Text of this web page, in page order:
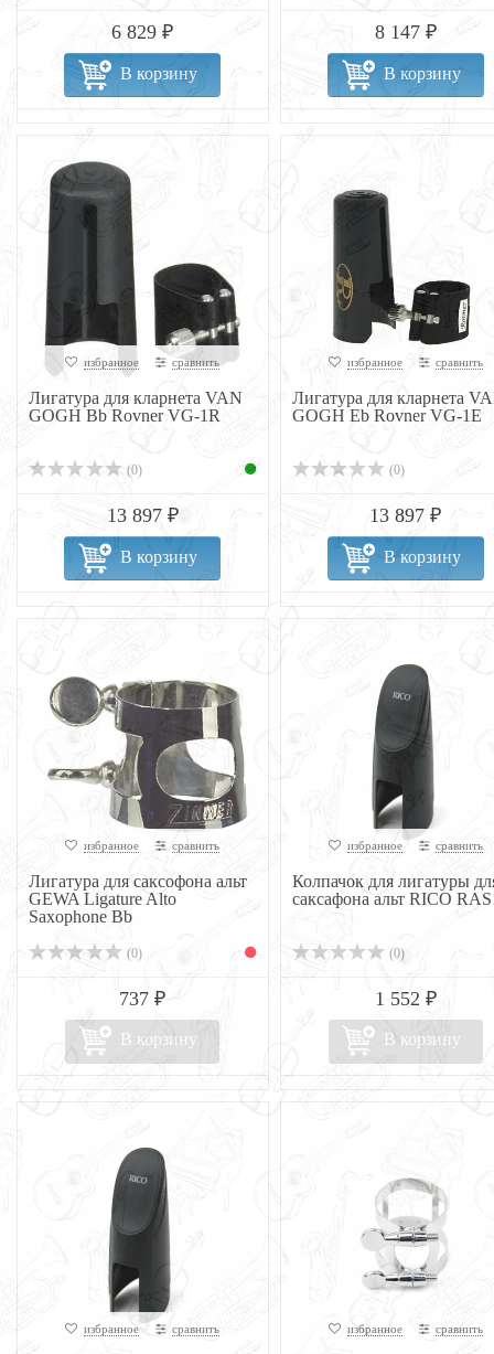
6 829 ₽
В корзину
8 147 ₽
В корзину
избранное сравнить
Лигатура для кларнета VAN
GOGH Bb Rovner VG-1R
(0)
13 897 ₽
В корзину
избранное сравнить
Лигатура для кларнета
GOGH Eb Rovner VG-1E
(0)
13 897 ₽
В корзину
избранное сравнить
Лигатура для саксофона альт
GEWA Ligature Alto
Saxophone Bb
(0)
737 ₽
В корзину
избранное сравнить
Колпачок для лигатуры
саксафона альт RICO
(0)
1 552 ₽
В корзину
избранное сравнить избранное сравнить